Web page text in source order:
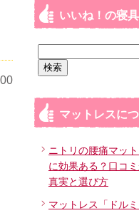
いいね！の寝
索:
マットレスに
ニトリの腰痛マッ
に効果ある？口コ
真実と選び方
マットレス「ドル